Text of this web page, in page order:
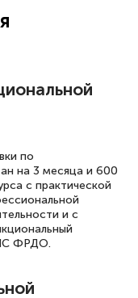
курс
ЕГЭ по
по
на 3 месяца и 600
с практической
и с
ФРДО.